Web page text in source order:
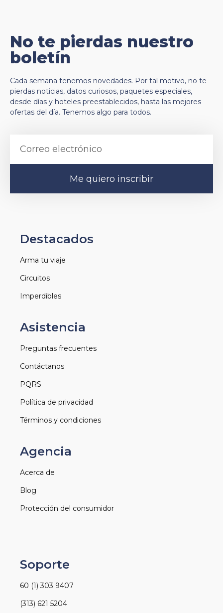
No te pierdas nuestro
boletín
Cada semana tenemos novedades. Por tal motivo, no te
pierdas noticias, datos curiosos, paquetes especiales,
desde días y hoteles preestablecidos, hasta las mejores
ofertas del día. Tenemos algo para todos.
Me quiero inscribir
Destacados
Arma tu viaje
Circuitos
Imperdibles
Asistencia
Preguntas frecuentes
Contáctanos
PQRS
Política de privacidad
Términos y condiciones
Agencia
Acerca de
Blog
Protección del consumidor
Soporte
60 (1) 303 9407
(313) 621 5204